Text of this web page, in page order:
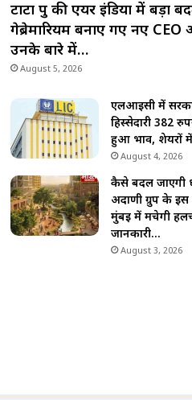
टाटा ग्रुप की एयर इंडिया में बड़ा
गेब्रेमारियम बनाए गए नए
उनके बारे में…
August 5, 2026
एलआईसी में
हिस्सेदारी 382
हुआ भाव, शेयरों में
August 4, 2026
कैसे बदल जाएगी
अदाणी ग्रुप के इस
मुंबई में मचेगी
जानकारी…
August 3, 2026